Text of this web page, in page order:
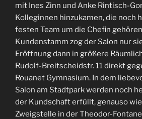
mit Ines Zinn und Anke Rintisch-
Kolleginnen hinzukamen, die noch
festen Team um die Chefin
Kundenstamm zog der Salon nur
Eröffnung dann in größere
Rudolf-Breitscheidstr. 11 direkt
Rouanet Gymnasium. In dem
Salon am Stadtpark werden noch
der Kundschaft erfüllt, genauso
Zweigstelle in der Theodor-